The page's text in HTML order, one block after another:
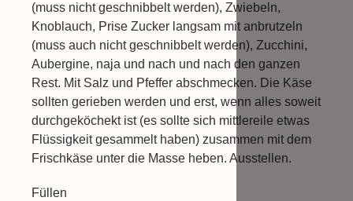
(muss nicht geschnibbelt werden), Zwiebeln,
Knoblauch, Prise Zucker langsam mit anbrutzeln
(muss auch nicht geschnibbelt werden), Zucchini,
Aubergine, naja und nach und nach den ganzen
Rest. Mit Salz und Pfeffer abschmecken. Die Käse
sollten gerieben werden und erst, wenn alles soweit
durchgeköchekt ist (es sollte sich mittlereile etwas
Flüssigkeit gesammelt haben) zusammen mit dem
Frischkäse unter die Masse heben. Ausstellen.
Füllen